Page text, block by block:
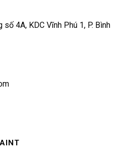
4A, KDC Vĩnh Phú 1, P. Bình